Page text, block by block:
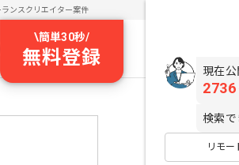
ランスクリエイター案件
\簡単30秒/
無料登録
現在
2736
検索で
リモー